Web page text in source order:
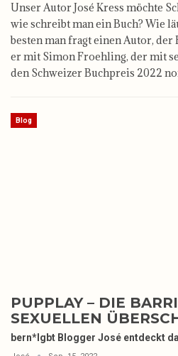
Unser Autor José Kress möchte
wie schreibt man ein Buch? Wie
besten man fragt einen Autor, der
er mit Simon Froehling, der mit
den Schweizer Buchpreis 2022
Blog
PUPPLAY – DIE
SEXUELLEN
bern*lgbt Blogger José entdeckt